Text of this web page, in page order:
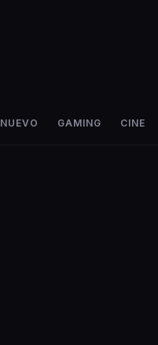
NUEVO GAMING CINE